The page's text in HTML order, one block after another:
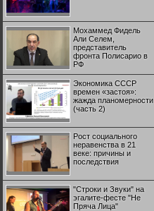
Мохаммед Фидель
Али Селем,
представитель
фронта Полисарио в
РФ
Экономика СССР
времен «застоя»:
жажда планомерности
(часть 2)
Рост социального
неравенства в 21
веке: причины и
последствия
"Строки и Звуки" на
эгалите-фесте "Не
Пряча Лица"